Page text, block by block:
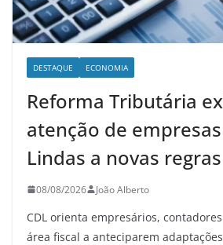
DESTAQUE ECONOMIA
Reforma Tributária
atenção de
Lindas a novas
08/08/2026 João Alberto
CDL orienta empresários,
área fiscal a anteciparem